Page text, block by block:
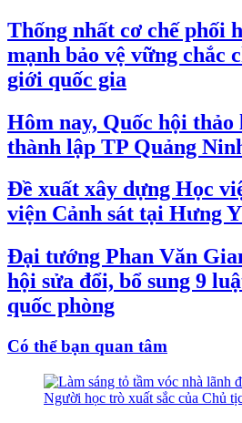
Thống nhất cơ chế phối
mạnh bảo vệ vững chắc
giới quốc gia
Hôm nay, Quốc hội thảo
thành lập TP Quảng
Đề xuất xây dựng Học
viện Cảnh sát tại Hưng
Đại tướng Phan Văn
hội sửa đổi, bổ sung 9
quốc phòng
Có thể bạn quan tâm